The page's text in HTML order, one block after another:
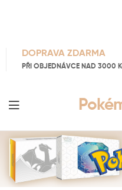
DOPRAVA ZDARMA
PŘI OBJEDNÁVCE NAD 3000